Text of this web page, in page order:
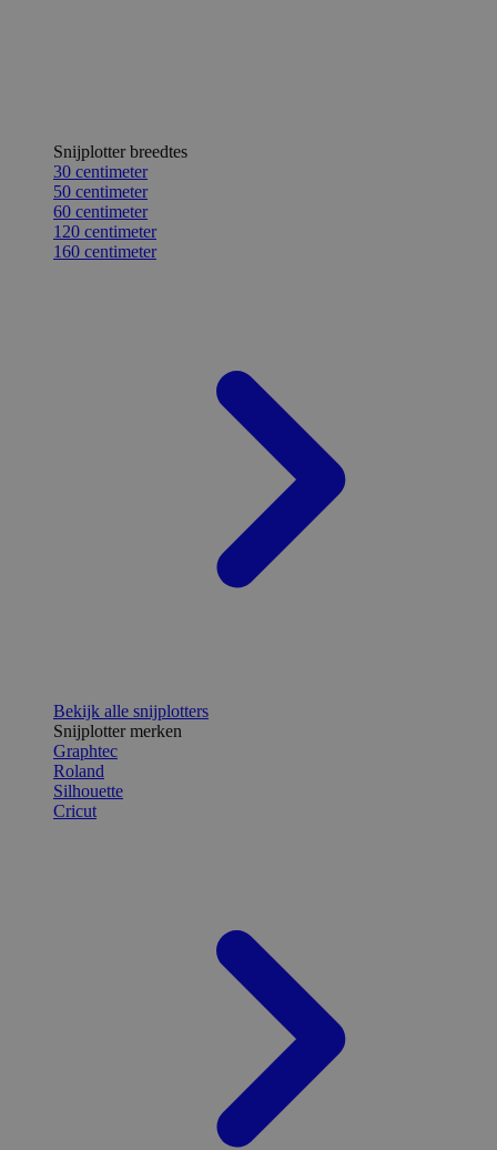
Snijplotter breedtes
30 centimeter
50 centimeter
60 centimeter
120 centimeter
160 centimeter
Bekijk alle snijplotters
Snijplotter merken
Graphtec
Roland
Silhouette
Cricut